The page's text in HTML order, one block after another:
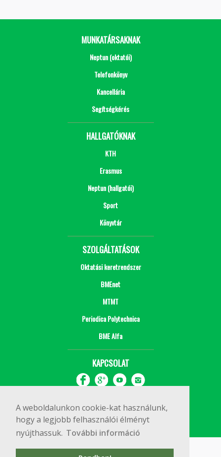
A weboldalunkon cookie-kat használunk,
hogy a legjobb felhasználói élményt
nyújthassuk. További információ
MUNKATÁRSAKNAK
Neptun (oktatói)
Telefonkönyv
Kancellária
Segítségkérés
HALLGATÓKNAK
KTH
Erasmus
Neptun (hallgatói)
Sport
Könyvtár
SZOLGÁLTATÁSOK
Oktatási keretrendszer
BMEnet
MTMT
Periodica Polytechnica
BME Alfa
KAPCSOLAT
Copyright © 2020 BME Építőmérnöki Kar